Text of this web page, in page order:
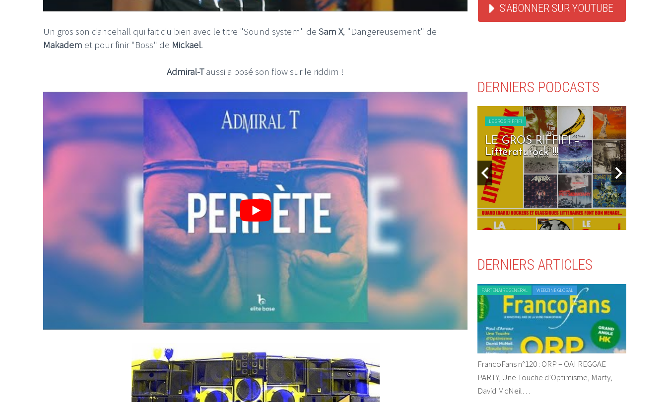
Un gros son dancehall qui fait du bien avec le titre "Sound system" de Sam X, "Dangereusement" de
Makadem et pour finir "Boss" de Mickael.
Admiral-Taussi a posé son flow sur le riddim !
S'ABONNER SUR YOUTUBE
DERNIERS PODCASTS
LE GROS RIFFIFI –
Christmas Riffifi 2025 !!!
LE GROS RIFFIFI
LE GROS RIFFIFI – Surfin’
The Covers !!!
LE GROS RIFFIFI
LE GROS RIFFIFI –
Littératurock !!!
LE GROS RIFFIFI
LE GROS RIFFIFI –
Days To Rock !!!
DERNIERS ARTICLES
PARTENAIRE GENERAL WEBZINE GLOBAL
FrancoFans n°120 : ORP – OAI REGGAE
PARTY, Une Touche d’Optimisme, Marty,
David McNeil…